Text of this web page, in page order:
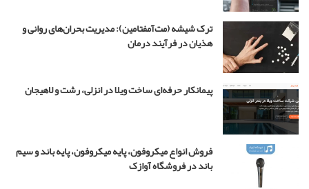
ر
ن
ج
د
ر
س
ترک شیشه (مت‌آمفتامین): مدیریت بحران‌های روانی و
هذیان در فرآیند درمان
پیمانکار حرفه‌ای ساخت ویلا در انزلی، رشت و لاهیجان
فروش انواع میکروفون، پایه میکروفون، پایه باند و سیم
باند در فروشگاه آوازک